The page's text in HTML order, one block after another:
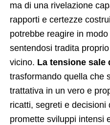
ma di una rivelazione
rapporti e certezze
potrebbe reagire in
sentendosi tradita
vicino. La tensione sale
trasformando quella che
trattativa in un vero e
ricatti, segreti e decisioni
promette sviluppi intensi